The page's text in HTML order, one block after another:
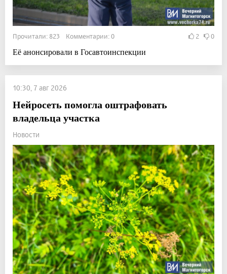
Прочитали: 823 Комментарии: 0 2 0
Её анонсировали в Госавтоинспекции
10:30, 7 авг 2026
Нейросеть помогла оштрафовать
владельца участка
Новости